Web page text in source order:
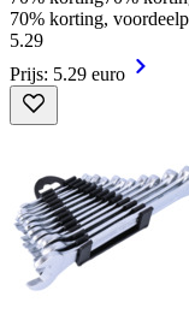
70% korting,
5.29
Prijs: 5.29 euro